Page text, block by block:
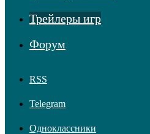
Трейлеры игр
Форум
RSS
Telegram
Одноклассники